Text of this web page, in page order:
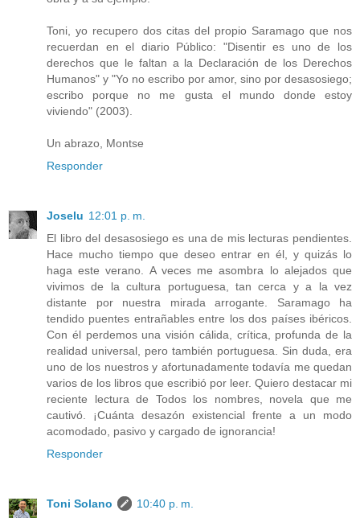
Toni, yo recupero dos citas del propio Saramago que nos
recuerdan en el diario Público: "Disentir es uno de los
derechos que le faltan a la Declaración de los Derechos
Humanos" y "Yo no escribo por amor, sino por desasosiego;
escribo porque no me gusta el mundo donde estoy
viviendo" (2003).
Un abrazo, Montse
Responder
Joselu 12:01 p. m.
El libro del desasosiego es una de mis lecturas pendientes.
Hace mucho tiempo que deseo entrar en él, y quizás lo
haga este verano. A veces me asombra lo alejados que
vivimos de la cultura portuguesa, tan cerca y a la vez
distante por nuestra mirada arrogante. Saramago ha
tendido puentes entrañables entre los dos países ibéricos.
Con él perdemos una visión cálida, crítica, profunda de la
realidad universal, pero también portuguesa. Sin duda, era
uno de los nuestros y afortunadamente todavía me quedan
varios de los libros que escribió por leer. Quiero destacar mi
reciente lectura de Todos los nombres, novela que me
cautivó. ¡Cuánta desazón existencial frente a un modo
acomodado, pasivo y cargado de ignorancia!
Responder
Toni Solano
10:40 p. m.